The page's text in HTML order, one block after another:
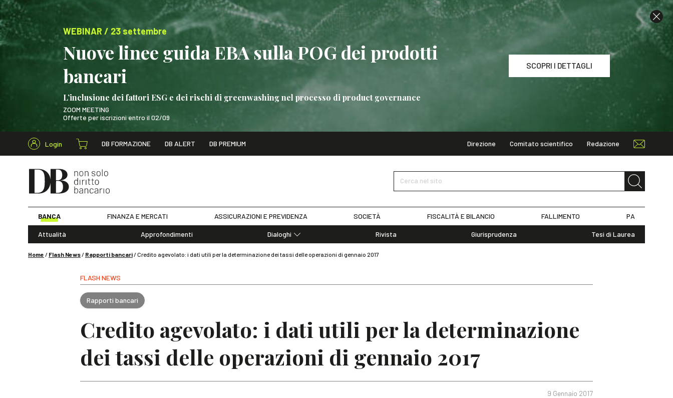
WEBINAR / 23 settembre
Nuove linee guida EBA sulla POG dei prodotti
bancari
L’inclusione dei fattori ESG e dei rischi di greenwashing nel processo di product governance
ZOOM MEETING
Offerte per iscrizioni entro il 02/09
SCOPRI I DETTAGLI
WEBINAR / 23 settembre Nuove linee guida EBA sulla POG dei prodotti bancari SCOPRI I DETTAGLI
Login DB FORMAZIONE DB ALERT DB PREMIUM Direzione Comitato scientifico Redazione
Cerca nel sito
Cerca nel sito
BANCA FINANZA E MERCATI ASSICURAZIONI E PREVIDENZA SOCIETÀ FISCALITÀ E BILANCIO FALLIMENTO PA
Attualità Approfondimenti
Dialoghi
Rivista Giurisprudenza Tesi di Laurea
Home / Flash News/ Rapporti bancari/Credito agevolato: i dati utili per la determinazione dei tassi delle operazioni di gennaio 2017
FLASH NEWS
Rapporti bancari
Credito agevolato: i dati utili per la determinazione
dei tassi delle operazioni di gennaio 2017
9 Gennaio 2017